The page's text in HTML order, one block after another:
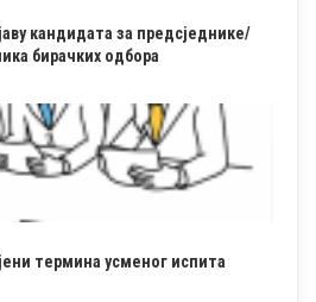
кандидата за предсједнике/
бирачких одбора
термина усменог испита